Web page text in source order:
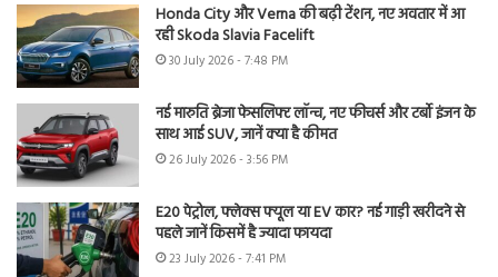
Honda City और Verna की बढ़ी टेंशन, नए अवतार में आ
रही Skoda Slavia Facelift
30 July 2026 - 7:48 PM
नई मारुति ब्रेजा फेसलिफ्ट लॉन्च, नए फीचर्स और टर्बो इंजन के
साथ आई SUV, जानें क्या है कीमत
26 July 2026 - 3:56 PM
E20 पेट्रोल, फ्लेक्स फ्यूल या EV कार? नई गाड़ी खरीदने से
पहले जानें किसमें है ज्यादा फायदा
23 July 2026 - 7:41 PM